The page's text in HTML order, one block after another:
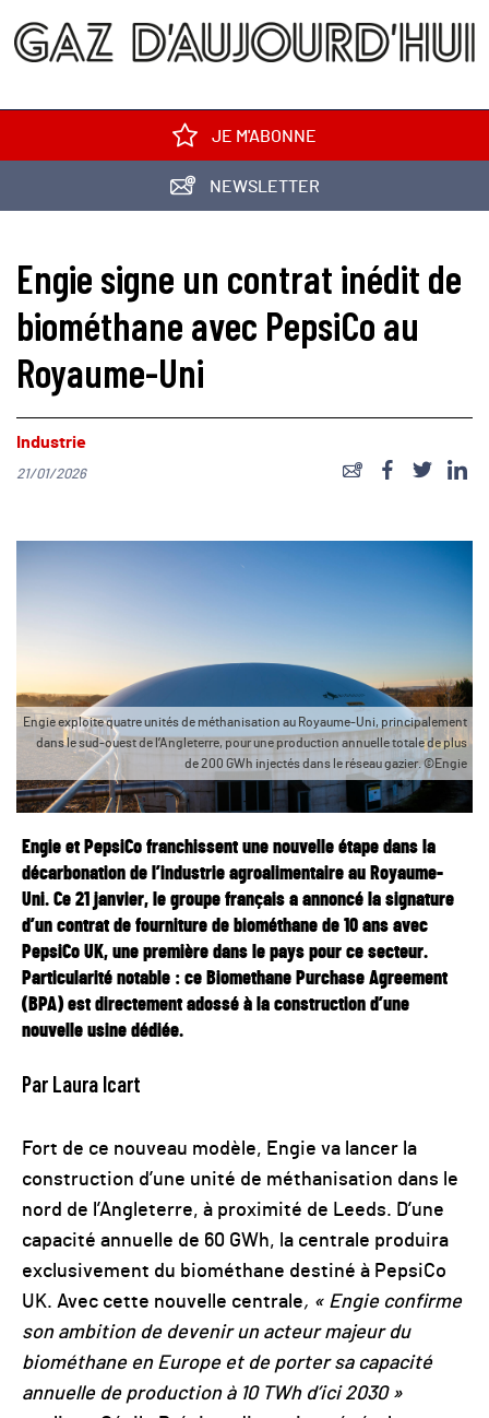
JE M'ABONNE
NEWSLETTER
Engie signe un contrat inédit de
biométhane avec PepsiCo au
Royaume-Uni
Industrie
21/01/2026
Engie exploite quatre unités de méthanisation au Royaume-Uni, principalement
dans le sud-ouest de l’Angleterre, pour une production annuelle totale de plus
de 200 GWh injectés dans le réseau gazier. ©Engie
Engie et PepsiCo franchissent une nouvelle étape dans la
décarbonation de l’industrie agroalimentaire au Royaume-
Uni. Ce 21 janvier, le groupe français a annoncé la signature
d’un contrat de fourniture de biométhane de 10 ans avec
PepsiCo UK, une première dans le pays pour ce secteur.
Particularité notable : ce Biomethane Purchase Agreement
(BPA) est directement adossé à la construction d’une
nouvelle usine dédiée.
Par Laura Icart
Fort de ce nouveau modèle, Engie va lancer la
construction d’une unité de méthanisation dans le
nord de l’Angleterre, à proximité de Leeds. D’une
capacité annuelle de 60 GWh, la centrale produira
exclusivement du biométhane destiné à PepsiCo
UK. Avec cette nouvelle centrale, « Engie confirme
son ambition de devenir un acteur majeur du
biométhane en Europe et de porter sa capacité
annuelle de production à 10 TWh d’ici 2030 »